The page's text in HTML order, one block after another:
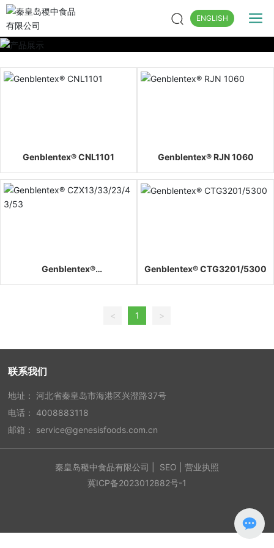
ENGLISH
Genblentex® CNL1101 Genblentex® RJN 1060
Genblentex®
Genblentex® CTG3201/5300
< 1 >
联系我们
地址： 河北省秦皇岛市海港区兴澄路37号
电话： 4008883118
邮箱： service@genesisfoods.com.cn
秦皇岛稷中食品有限公司 | SEO
营业执照
冀ICP备2023012882号-1